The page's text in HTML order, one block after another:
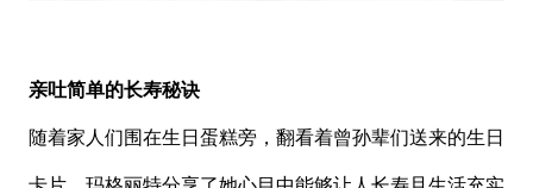
亲吐简单的长寿秘诀
随着家人们围在生日蛋糕旁，翻看着曾孙辈们送来的生日